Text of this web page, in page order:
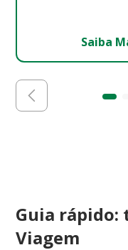
Saiba
Guia rápido:
Viagem